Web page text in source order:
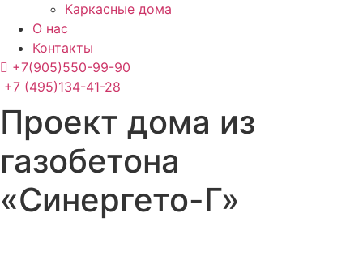
Каркасные дома
О нас
Контакты
+7(905)550-99-90
+7 (495)134-41-28
Проект дома из
газобетона
«Синергето-Г»